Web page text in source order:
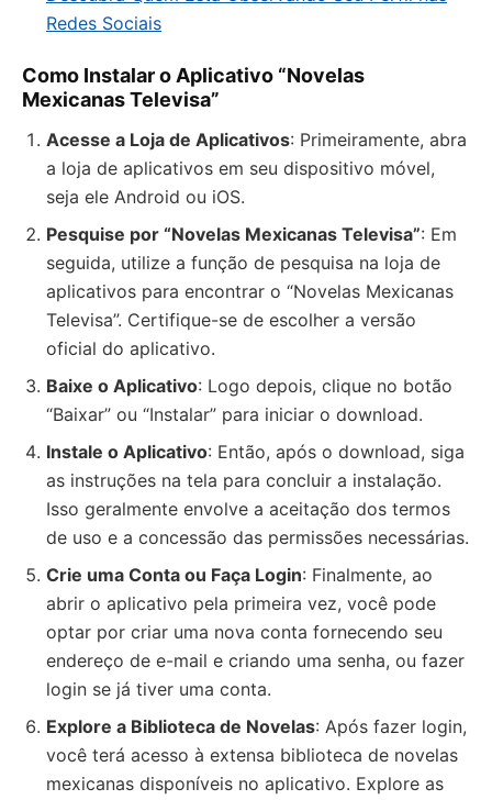
Redes Sociais
Como Instalar o Aplicativo “Novelas
Mexicanas Televisa”
Acesse a Loja de Aplicativos: Primeiramente, abra
a loja de aplicativos em seu dispositivo móvel,
seja ele Android ou iOS.
Pesquise por “Novelas Mexicanas Televisa”: Em
seguida, utilize a função de pesquisa na loja de
aplicativos para encontrar o “Novelas Mexicanas
Televisa”. Certifique-se de escolher a versão
oficial do aplicativo.
Baixe o Aplicativo: Logo depois, clique no botão
“Baixar” ou “Instalar” para iniciar o download.
Instale o Aplicativo: Então, após o download, siga
as instruções na tela para concluir a instalação.
Isso geralmente envolve a aceitação dos termos
de uso e a concessão das permissões necessárias.
Crie uma Conta ou Faça Login: Finalmente, ao
abrir o aplicativo pela primeira vez, você pode
optar por criar uma nova conta fornecendo seu
endereço de e-mail e criando uma senha, ou fazer
login se já tiver uma conta.
Explore a Biblioteca de Novelas: Após fazer login,
você terá acesso à extensa biblioteca de novelas
mexicanas disponíveis no aplicativo. Explore as